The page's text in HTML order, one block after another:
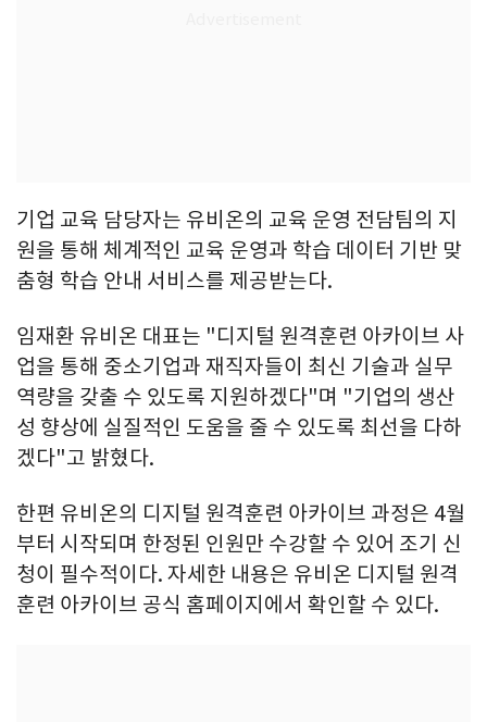
기업 교육 담당자는 유비온의 교육 운영 전담팀의 지
원을 통해 체계적인 교육 운영과 학습 데이터 기반 맞
춤형 학습 안내 서비스를 제공받는다.
임재환 유비온 대표는 "디지털 원격훈련 아카이브 사
업을 통해 중소기업과 재직자들이 최신 기술과 실무
역량을 갖출 수 있도록 지원하겠다"며 "기업의 생산
성 향상에 실질적인 도움을 줄 수 있도록 최선을 다하
겠다"고 밝혔다.
한편 유비온의 디지털 원격훈련 아카이브 과정은 4월
부터 시작되며 한정된 인원만 수강할 수 있어 조기 신
청이 필수적이다. 자세한 내용은 유비온 디지털 원격
훈련 아카이브 공식 홈페이지에서 확인할 수 있다.